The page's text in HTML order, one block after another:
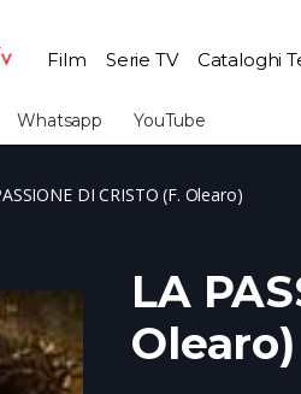
Film Serie TV Cataloghi
Whatsapp YouTube
DI CRISTO (F. Olearo)
LA
Olearo)